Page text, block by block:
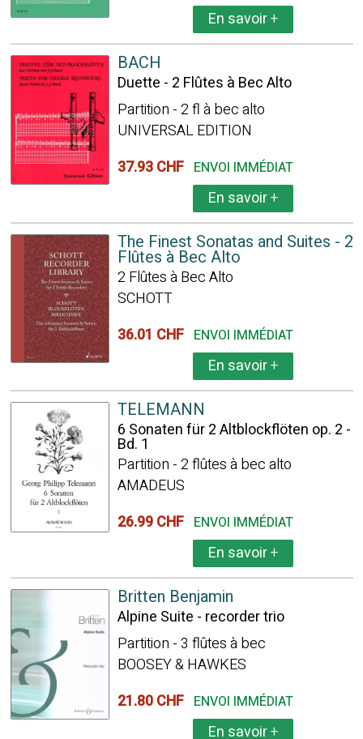
En savoir+
BACH
Duette - 2 Flûtes à Bec Alto
Partition - 2 fl à bec alto
UNIVERSAL EDITION
37.93 CHF ENVOI IMMÉDIAT
En savoir+
The Finest Sonatas and Suites - 2
Flûtes à Bec Alto
2 Flûtes à Bec Alto
SCHOTT
36.01 CHF ENVOI IMMÉDIAT
En savoir+
TELEMANN
6 Sonaten für 2 Altblockflöten op. 2 -
Bd. 1
Partition - 2 flûtes à bec alto
AMADEUS
26.99 CHF ENVOI IMMÉDIAT
En savoir+
Britten Benjamin
Alpine Suite - recorder trio
Partition - 3 flûtes à bec
BOOSEY & HAWKES
21.80 CHF ENVOI IMMÉDIAT
En savoir+